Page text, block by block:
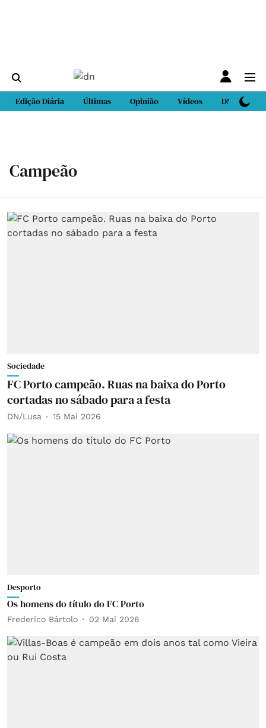
Edição Diária Últimas Opinião Vídeos DN Sport
Campeão
Sociedade
FC Porto campeão. Ruas na baixa do Porto
cortadas no sábado para a festa
DN/Lusa 15 Mai 2026
Desporto
Os homens do título do FC Porto
Frederico Bártolo 02 Mai 2026